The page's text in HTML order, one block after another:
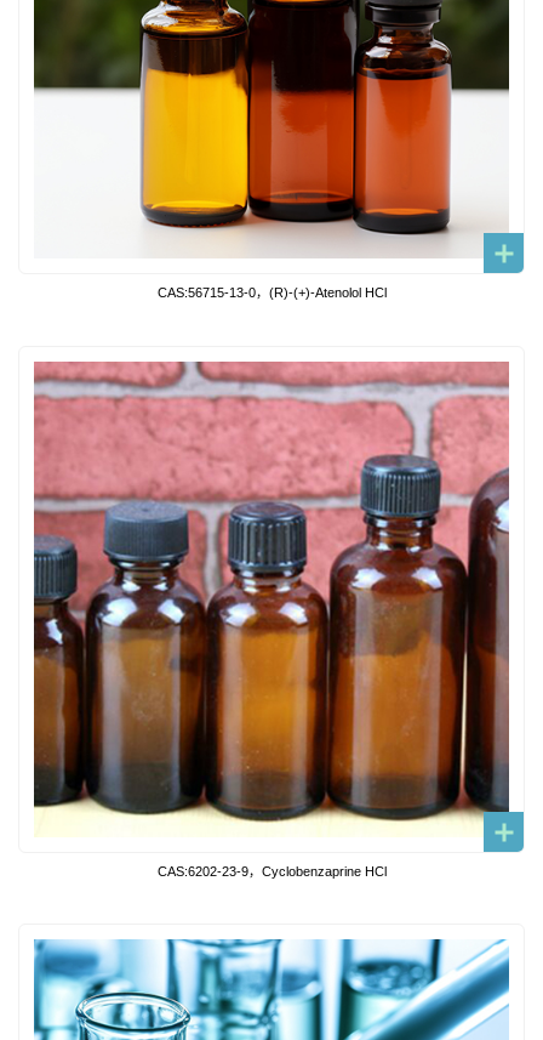
CAS:56715-13-0，(R)-(+)-Atenolol HCl
CAS:6202-23-9，Cyclobenzaprine HCl